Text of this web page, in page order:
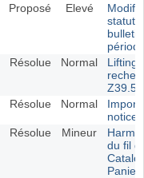
Proposé Elevé
statut
Résolue Normal
Lifting
Z39.50
Résolue Normal
Import
Résolue Mineur
du fil